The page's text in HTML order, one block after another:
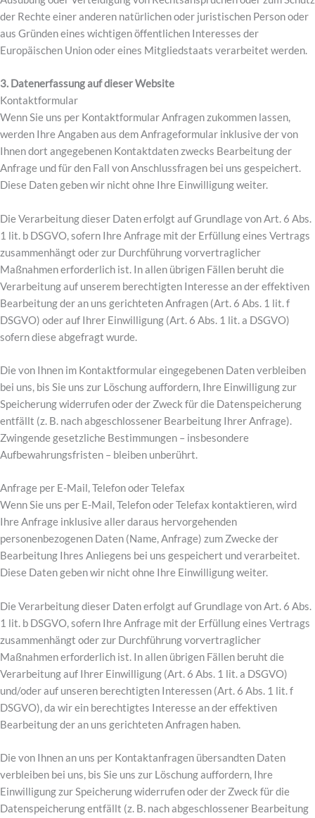
der Rechte einer anderen natürlichen oder juristischen Person oder
aus Gründen eines wichtigen öffentlichen Interesses der
Europäischen Union oder eines Mitgliedstaats verarbeitet werden.
3. Datenerfassung auf dieser Website
Kontaktformular
Wenn Sie uns per Kontaktformular Anfragen zukommen lassen,
werden Ihre Angaben aus dem Anfrageformular inklusive der von
Ihnen dort angegebenen Kontaktdaten zwecks Bearbeitung der
Anfrage und für den Fall von Anschlussfragen bei uns gespeichert.
Diese Daten geben wir nicht ohne Ihre Einwilligung weiter.
Die Verarbeitung dieser Daten erfolgt auf Grundlage von Art. 6 Abs.
1 lit. b DSGVO, sofern Ihre Anfrage mit der Erfüllung eines Vertrags
zusammenhängt oder zur Durchführung vorvertraglicher
Maßnahmen erforderlich ist. In allen übrigen Fällen beruht die
Verarbeitung auf unserem berechtigten Interesse an der effektiven
Bearbeitung der an uns gerichteten Anfragen (Art. 6 Abs. 1 lit. f
DSGVO) oder auf Ihrer Einwilligung (Art. 6 Abs. 1 lit. a DSGVO)
sofern diese abgefragt wurde.
Die von Ihnen im Kontaktformular eingegebenen Daten verbleiben
bei uns, bis Sie uns zur Löschung auffordern, Ihre Einwilligung zur
Speicherung widerrufen oder der Zweck für die Datenspeicherung
entfällt (z. B. nach abgeschlossener Bearbeitung Ihrer Anfrage).
Zwingende gesetzliche Bestimmungen – insbesondere
Aufbewahrungsfristen – bleiben unberührt.
Anfrage per E-Mail, Telefon oder Telefax
Wenn Sie uns per E-Mail, Telefon oder Telefax kontaktieren, wird
Ihre Anfrage inklusive aller daraus hervorgehenden
personenbezogenen Daten (Name, Anfrage) zum Zwecke der
Bearbeitung Ihres Anliegens bei uns gespeichert und verarbeitet.
Diese Daten geben wir nicht ohne Ihre Einwilligung weiter.
Die Verarbeitung dieser Daten erfolgt auf Grundlage von Art. 6 Abs.
1 lit. b DSGVO, sofern Ihre Anfrage mit der Erfüllung eines Vertrags
zusammenhängt oder zur Durchführung vorvertraglicher
Maßnahmen erforderlich ist. In allen übrigen Fällen beruht die
Verarbeitung auf Ihrer Einwilligung (Art. 6 Abs. 1 lit. a DSGVO)
und/oder auf unseren berechtigten Interessen (Art. 6 Abs. 1 lit. f
DSGVO), da wir ein berechtigtes Interesse an der effektiven
Bearbeitung der an uns gerichteten Anfragen haben.
Die von Ihnen an uns per Kontaktanfragen übersandten Daten
verbleiben bei uns, bis Sie uns zur Löschung auffordern, Ihre
Einwilligung zur Speicherung widerrufen oder der Zweck für die
Datenspeicherung entfällt (z. B. nach abgeschlossener Bearbeitung